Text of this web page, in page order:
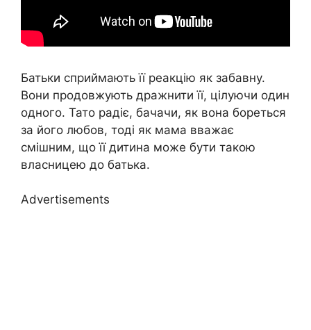
Батьки сприймають її реакцію як забавну.
Вони продовжують дражнити її, цілуючи один
одного. Тато радіє, бачачи, як вона бореться
за його любов, тоді як мама вважає
смішним, що її дитина може бути такою
власницею до батька.
Advertisements